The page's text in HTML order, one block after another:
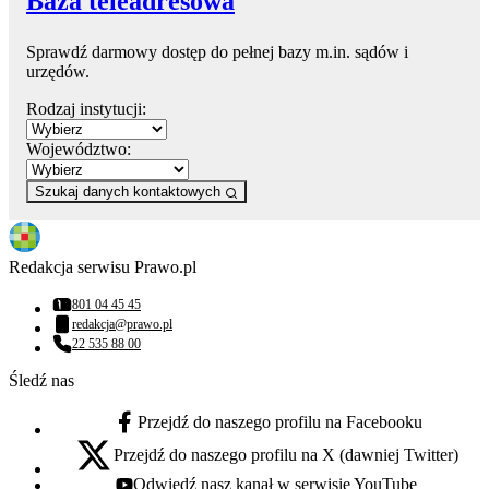
Sprawdź darmowy dostęp do pełnej bazy m.in. sądów i
urzędów.
Rodzaj instytucji:
Województwo:
Szukaj danych kontaktowych
Redakcja serwisu Prawo.pl
Numer telefonu:
801 04 45 45
Adres email:
redakcja@prawo.pl
Numer telefonu:
22 535 88 00
Śledź nas
facebook - otwiera się w nowej karcie
Przejdź do naszego profilu na Facebooku
x - otwiera się w nowej karcie
Przejdź do naszego profilu na X (dawniej Twitter)
Odwiedź nasz kanał w serwisie YouTube